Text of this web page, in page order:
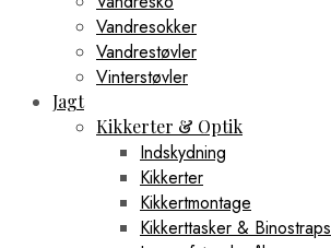
Vandresokker
Vandrestøvler
Vinterstøvler
Jagt
Kikkerter & Optik
Indskydning
Kikkerter
Kikkertmontage
Kikkerttasker & Binostraps